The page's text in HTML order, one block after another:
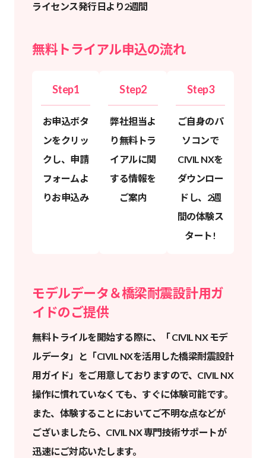
ライセンス発行日より2週間
無料トライアル申込の流れ
Step1
お申込ボタ
ンをクリッ
クし、申請
フォームよ
りお申込み
Step2
弊社担当よ
り無料トラ
イアルに関
する情報を
ご案内
Step3
ご自身のパ
ソコンで
CIVIL NXを
ダウンロー
ドし、2週
間の体験ス
タート!
モデルデータ＆橋梁耐震設計用ガ
イドのご提供
無料トライルを開始する際に、「 CIVIL NX モデ
ルデータ」と「CIVIL NXを活用した橋梁耐震設計
用ガイド」をご用意しておりますので、CIVIL NX
操作に慣れていなくても、すぐに体験可能です。
また、体験することにおいてご不明な点などが
ございましたら、CIVIL NX 専門技術サポートが
迅速にご対応いたします。